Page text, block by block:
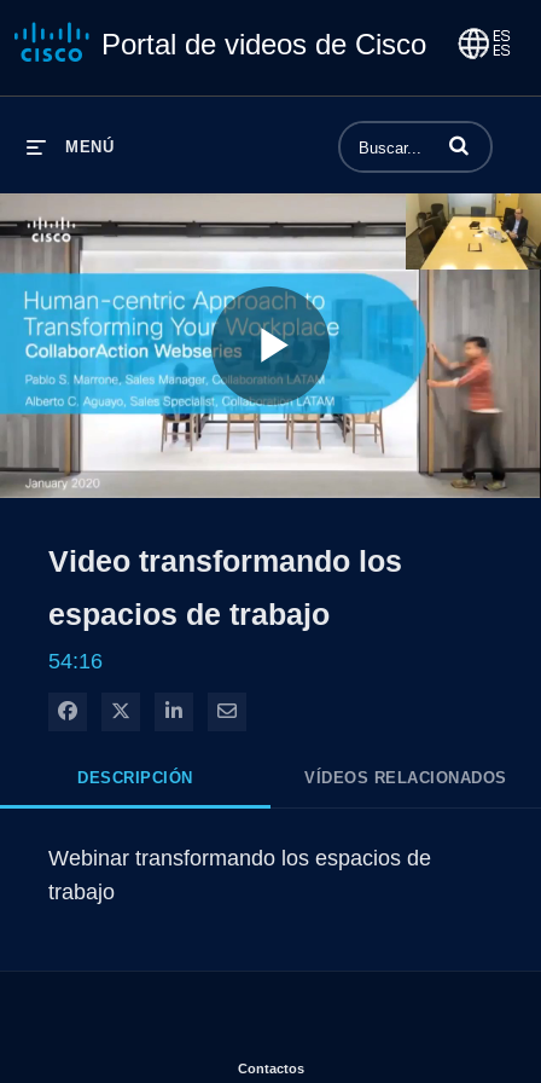
Portal de videos de Cisco
MENÚ Introduzca los
Play
Video transformando los
espacios de trabajo
54:16
Compartir en Facebook
Compartir en X
Compartir en LinkedIn
Compartir por correo electrónico
DESCRIPCIÓN VÍDEOS RELACIONADOS
Webinar transformando los espacios de
trabajo
ContactosSe abre en una nueva ventana